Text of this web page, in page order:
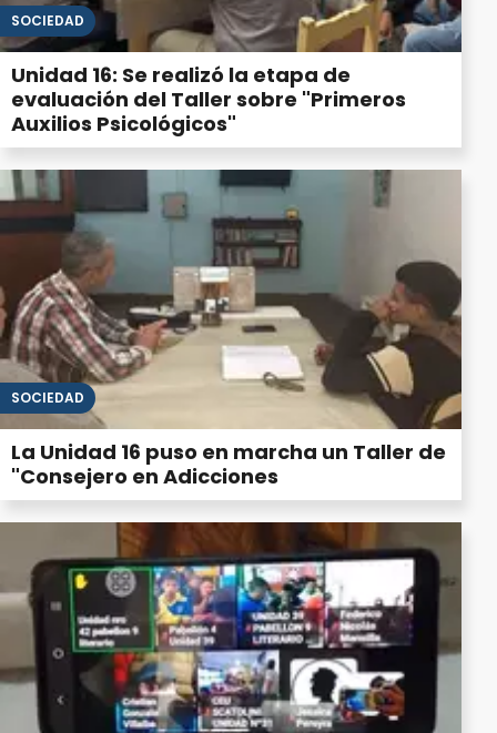
SOCIEDAD
Unidad 16: Se realizó la etapa de
evaluación del Taller sobre "Primeros
Auxilios Psicológicos"
SOCIEDAD
La Unidad 16 puso en marcha un Taller de
"Consejero en Adicciones